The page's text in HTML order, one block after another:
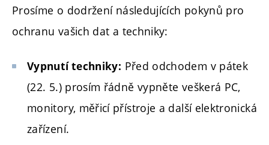
Prosíme o dodržení následujících pokynů pro
ochranu vašich dat a techniky:
Vypnutí techniky: Před odchodem v pátek
(22. 5.) prosím řádně vypněte veškerá PC,
monitory, měřicí přístroje a další elektronická
zařízení.